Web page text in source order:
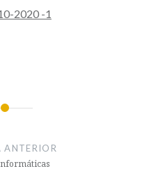
2020 -1
ANTERIOR